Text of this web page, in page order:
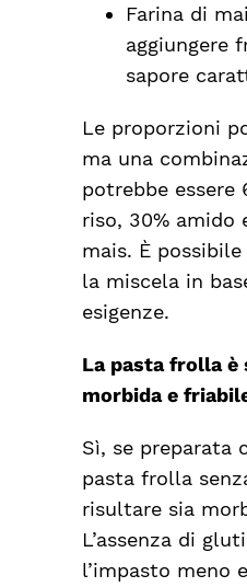
Farina di
aggiungere
sapore
Le proporzioni
ma una
potrebbe essere
riso, 30% amido
mais. È
la miscela in
esigenze.
La pasta frolla è
morbida e
Sì, se preparata
pasta frolla
risultare sia
L’assenza di
l’impasto meno